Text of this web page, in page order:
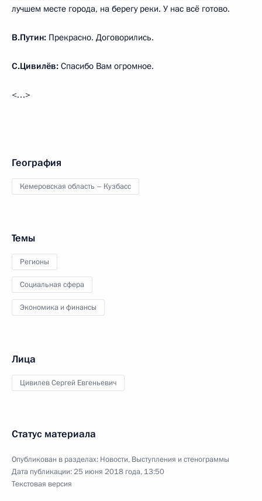
лучшем месте города, на берегу реки. У нас всё готово.
В.Путин: Прекрасно. Договорились.
С.Цивилёв: Спасибо Вам огромное.
<…>
География
Кемеровская область – Кузбасс
Темы
Регионы
Социальная сфера
Экономика и финансы
Лица
Цивилев Сергей Евгеньевич
Статус материала
Опубликован в разделах: Новости, Выступления и стенограммы
Дата публикации:25 июня 2018 года, 13:50
Текстовая версия